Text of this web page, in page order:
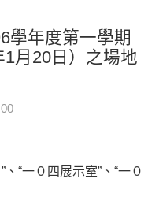
學年度第一學期
1月20日）之場地
“一０四展示室”、“一０